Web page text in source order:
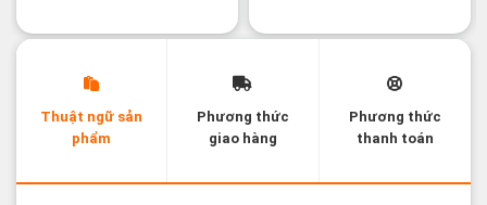
Thuật ngữ sản
phẩm
Phương thức
giao hàng
Phương thức
thanh toán